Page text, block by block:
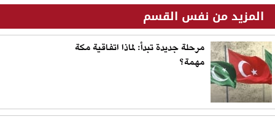
المزيد من نفس القسم
مرحلة جديدة تبدأ: لماذا اتفاقية مكة
مهمة؟